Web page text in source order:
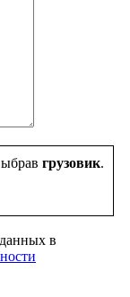
грузовик.
в